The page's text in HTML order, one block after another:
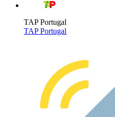
TAP Portugal
TAP Portugal